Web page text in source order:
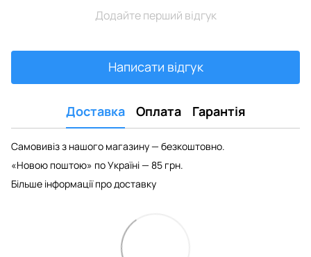
Додайте перший відгук
Написати відгук
Доставка Оплата Гарантія
Самовивіз з нашого магазину — безкоштовно.
«Новою поштою» по Україні — 85 грн.
Більше інформації про доставку